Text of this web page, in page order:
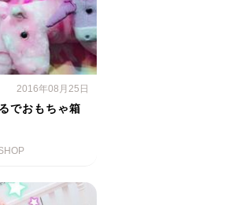
2016年08月25日
でおもちゃ箱